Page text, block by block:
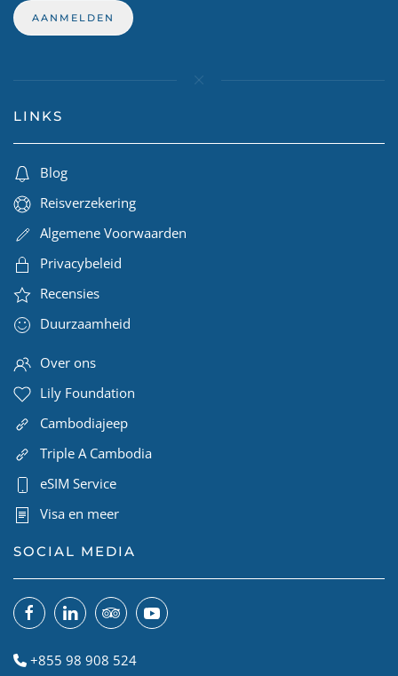
LINKS
Blog
Reisverzekering
Algemene Voorwaarden
Privacybeleid
Recensies
Duurzaamheid
Over ons
Lily Foundation
Cambodiajeep
Triple A Cambodia
eSIM Service
Visa en meer
SOCIAL MEDIA
+855 98 908 524